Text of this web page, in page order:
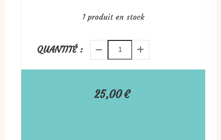
25,00€
1produit en stock
QUANTITÉ :